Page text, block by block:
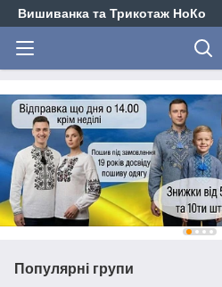
Вишиванка та Трикотаж НоКо
Популярні групи